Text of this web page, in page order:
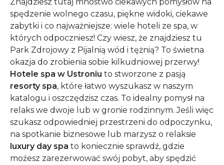
spędzenie wolnego czasu, piękne widoki, ciekawe
zabytki i co najważniejsze: wiele hoteli ze spa, w
których odpoczniesz! Czy wiesz, że znajdziesz tu
Park Zdrojowy z Pijalnią wód i tężnią? To świetna
okazja do zrobienia sobie kilkudniowej przerwy!
Hotele spa w Ustroniu to stworzone z pasją
resorty spa, które łatwo wyszukasz w naszym
katalogu i oszczędzisz czas. To idealny pomysł na
relaks we dwoje lub w gronie rodzinnym. Jeśli więc
szukasz odpowiedniej przestrzeni do odpoczynku,
na spotkanie biznesowe lub marzysz o relaksie
luxury day spa to koniecznie sprawdź, gdzie
możesz zarezerwować swój pobyt, aby spędzić